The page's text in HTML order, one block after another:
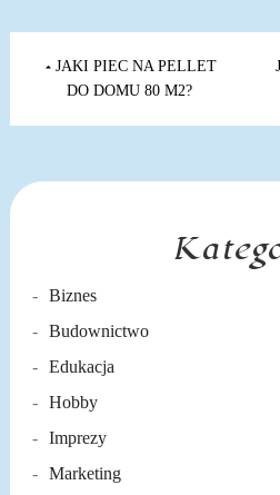
Nawigacja
wpisu
JAKI PIEC NA PELLET
DO DOMU 80 M2?
Biznes
Budownictwo
Edukacja
Hobby
Imprezy
Marketing